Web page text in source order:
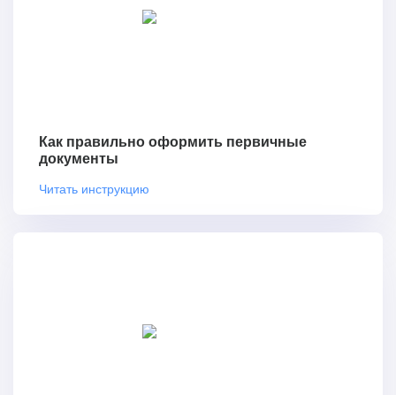
Как правильно оформить первичные
документы
Читать инструкцию